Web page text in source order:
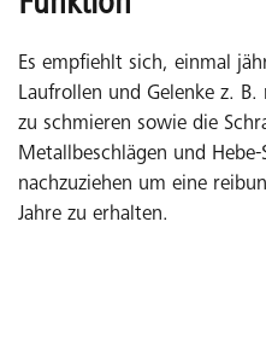
Es empfiehlt sich, einmal
Laufrollen und Gelenke z.
zu schmieren sowie die
Metallbeschlägen und Hebe-
nachzuziehen um eine
Jahre zu erhalten.